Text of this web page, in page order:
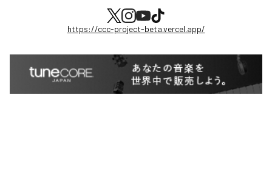
https://ccc-project-beta.vercel.app/